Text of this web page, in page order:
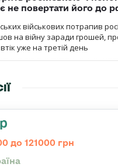
не повертати його до
військових потрапив
на війну заради грошей,
уже на третій день
до 121000 грн